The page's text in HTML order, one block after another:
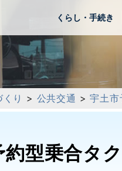
くらし・手続き
り > 公共交通 >宇土市
約型乗合タ